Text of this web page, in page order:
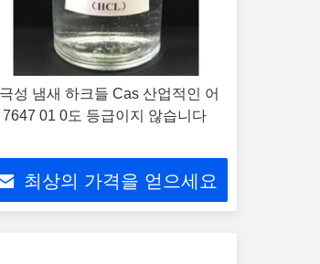
성 냄새 하크들 Cas 산업적인 어
7647 01 0도 등급이지 않습니다
최상의 가격을 얻으세요